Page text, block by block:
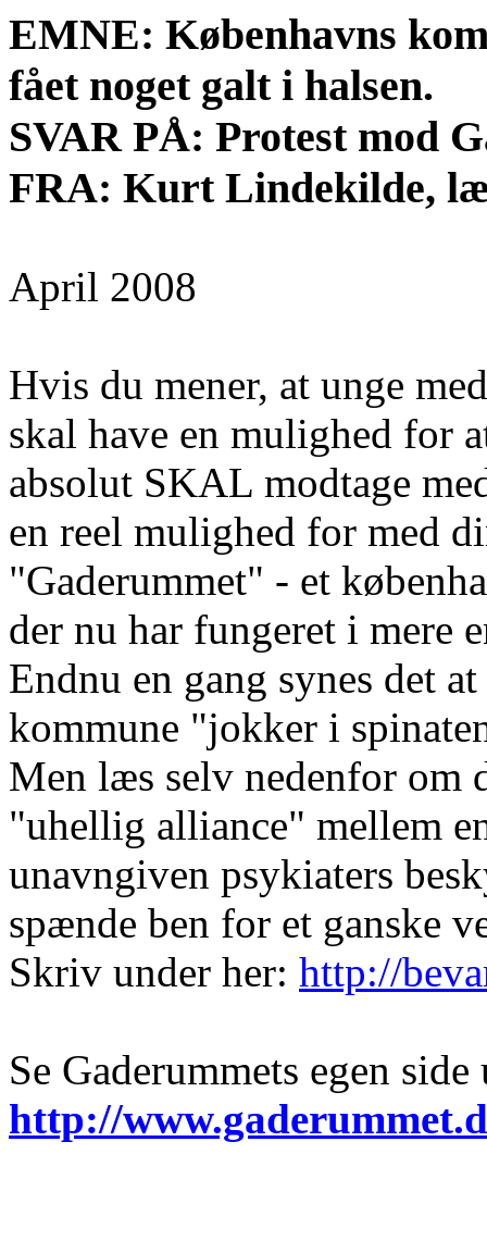
EMNE: Københavns
fået noget galt i halsen.
SVAR PÅ: Protest mod
FRA: Kurt Lindekilde,
April 2008
Hvis du mener, at unge
skal have en mulighed for
absolut SKAL modtage
en reel mulighed for med
"Gaderummet" - et
der nu har fungeret i mere
Endnu en gang synes det
kommune "jokker i
Men læs selv nedenfor om
"uhellig alliance" mellem
unavngiven psykiaters
spænde ben for et ganske
Skriv under her: http://
Se Gaderummets egen
http://